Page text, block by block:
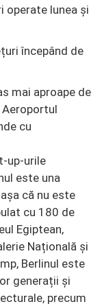
operate lunea și
începând de
mai aproape de
cu
up-urile
este una
că nu este
cu 180 de
Egiptean,
Națională și
Berlinul este
generații și
precum